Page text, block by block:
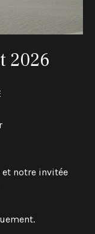
2026
et notre invitée